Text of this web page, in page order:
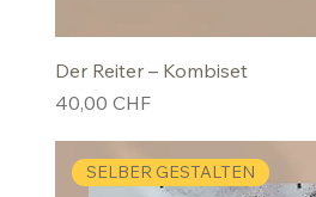
Der Reiter – Kombiset
Preis
40,00 CHF
SELBER GESTALTEN